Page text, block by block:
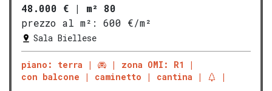
48.000 € | m² 80
prezzo al m²:
600 €/m²
Sala Biellese
piano: terra
zona OMI: R1
con balcone
caminetto cantina